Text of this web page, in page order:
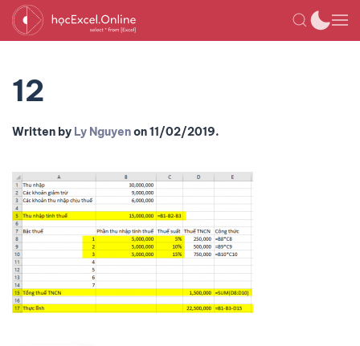
12
Written by Ly Nguyenon11/02/2019.